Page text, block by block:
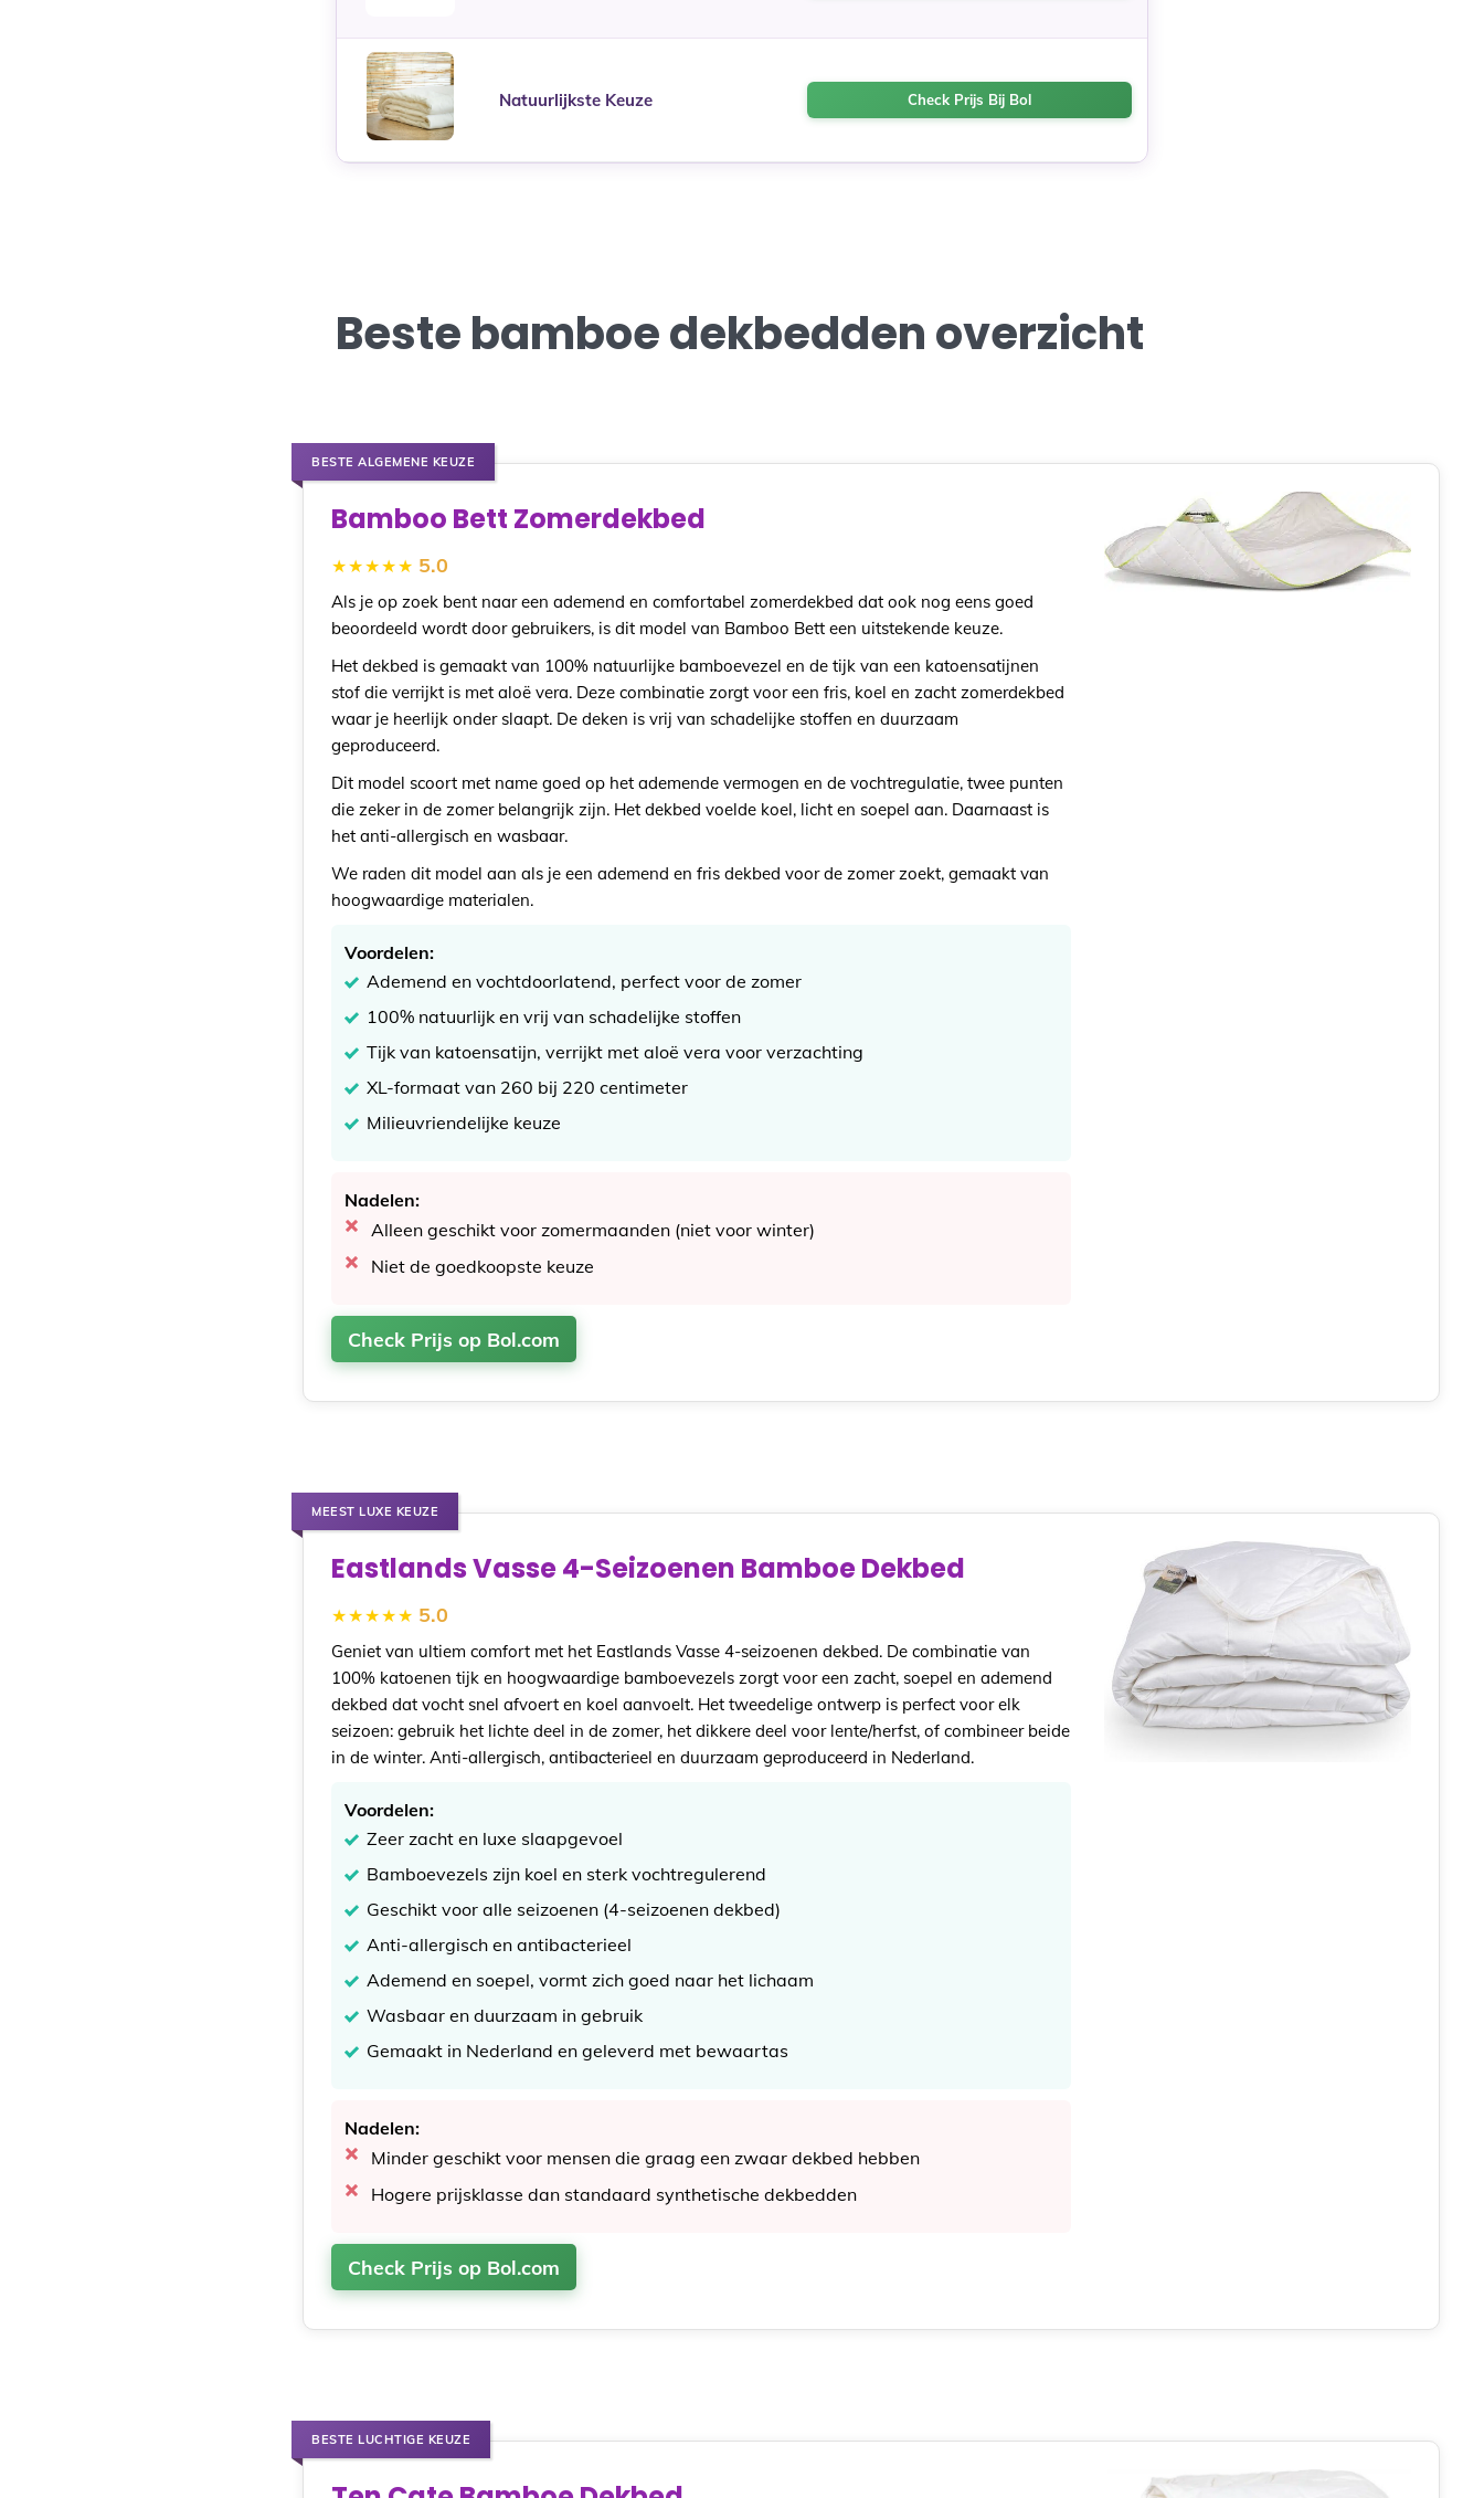
Natuurlijkste Keuze Check Prijs Bij Bol
Beste bamboe dekbedden overzicht
BESTE ALGEMENE KEUZE
Bamboo Bett Zomerdekbed
5.0
Als je op zoek bent naar een ademend en comfortabel zomerdekbed dat ook nog eens goed
beoordeeld wordt door gebruikers, is dit model van Bamboo Bett een uitstekende keuze.
Het dekbed is gemaakt van 100% natuurlijke bamboevezel en de tijk van een katoensatijnen
stof die verrijkt is met aloë vera. Deze combinatie zorgt voor een fris, koel en zacht zomerdekbed
waar je heerlijk onder slaapt. De deken is vrij van schadelijke stoffen en duurzaam
geproduceerd.
Dit model scoort met name goed op het ademende vermogen en de vochtregulatie, twee punten
die zeker in de zomer belangrijk zijn. Het dekbed voelde koel, licht en soepel aan. Daarnaast is
het anti-allergisch en wasbaar.
We raden dit model aan als je een ademend en fris dekbed voor de zomer zoekt, gemaakt van
hoogwaardige materialen.
Voordelen:
Ademend en vochtdoorlatend, perfect voor de zomer
100% natuurlijk en vrij van schadelijke stoffen
Tijk van katoensatijn, verrijkt met aloë vera voor verzachting
XL-formaat van 260 bij 220 centimeter
Milieuvriendelijke keuze
Nadelen:
Alleen geschikt voor zomermaanden (niet voor winter)
Niet de goedkoopste keuze
Check Prijs op Bol.com
MEEST LUXE KEUZE
Eastlands Vasse 4-Seizoenen Bamboe Dekbed
5.0
Geniet van ultiem comfort met het Eastlands Vasse 4-seizoenen dekbed. De combinatie van
100% katoenen tijk en hoogwaardige bamboevezels zorgt voor een zacht, soepel en ademend
dekbed dat vocht snel afvoert en koel aanvoelt. Het tweedelige ontwerp is perfect voor elk
seizoen: gebruik het lichte deel in de zomer, het dikkere deel voor lente/herfst, of combineer beide
in de winter. Anti-allergisch, antibacterieel en duurzaam geproduceerd in Nederland.
Voordelen:
Zeer zacht en luxe slaapgevoel
Bamboevezels zijn koel en sterk vochtregulerend
Geschikt voor alle seizoenen (4-seizoenen dekbed)
Anti-allergisch en antibacterieel
Ademend en soepel, vormt zich goed naar het lichaam
Wasbaar en duurzaam in gebruik
Gemaakt in Nederland en geleverd met bewaartas
Nadelen:
Minder geschikt voor mensen die graag een zwaar dekbed hebben
Hogere prijsklasse dan standaard synthetische dekbedden
Check Prijs op Bol.com
BESTE LUCHTIGE KEUZE